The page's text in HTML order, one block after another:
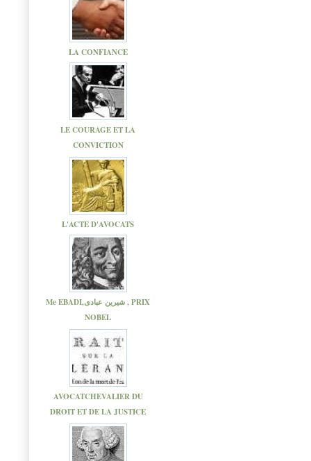
LA CONFIANCE
LE COURAGE ET LA
CONVICTION
L'ACTE D'AVOCATS
Me EBADI,شیرین عبادی , PRIX
NOBEL
AVOCATCHEVALIER DU
DROIT ET DE LA JUSTICE